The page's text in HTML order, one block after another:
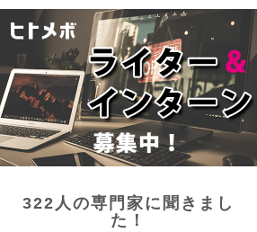
322人の専門家に聞きまし
た！